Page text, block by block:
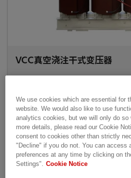
VCC真空浇注干式变压器
抗短路能力强，局放低。适应户内或
活，总体土建成本更低，维护量更少。
基本参数：
额定容量：≤63 MVA
电压：≤40.5 kV
We use cookies which are essential for
website. We would also like to use
analytics cookies, but we will only do so
more details, please read our Cookie
consent to cookies other than strictly
"Decline" if you do not. You can access
preferences at any time by clicking on
Settings".
Cookie Notice